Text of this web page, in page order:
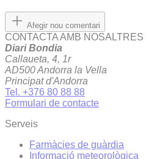
Afegir nou comentari
CONTACTA AMB NOSALTRES
Diari Bondia
Callaueta, 4, 1r
AD500 Andorra la Vella
Principat d'Andorra
Tel. +376 80 88 88
Formulari de contacte
Serveis
Farmàcies de guàrdia
Informació meteorològica